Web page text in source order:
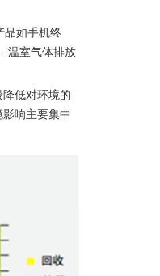
品如手机终
温室气体排放
低对环境的
响主要集中